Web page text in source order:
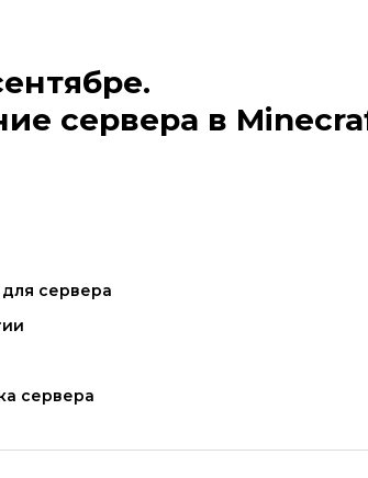
сервера в
сервера
сервера